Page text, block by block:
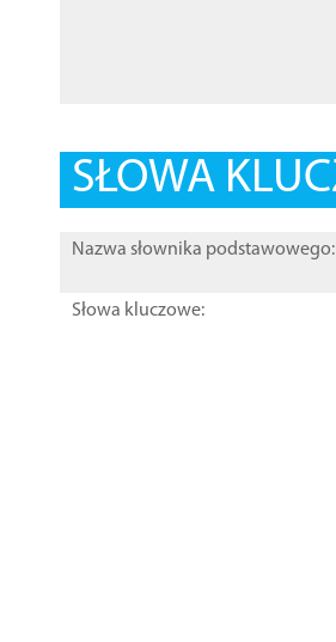
SŁOWA
Nazwa słownika podstawowego:
Słowa kluczowe: